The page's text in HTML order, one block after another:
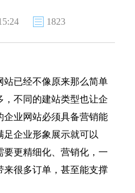
1823
已经不像原来那么简单
，不同的建站类型也让企
企业网站必须具备营销能
企业形象展示就可以
要更精细化、营销化，一
来很多订单，甚至能支撑